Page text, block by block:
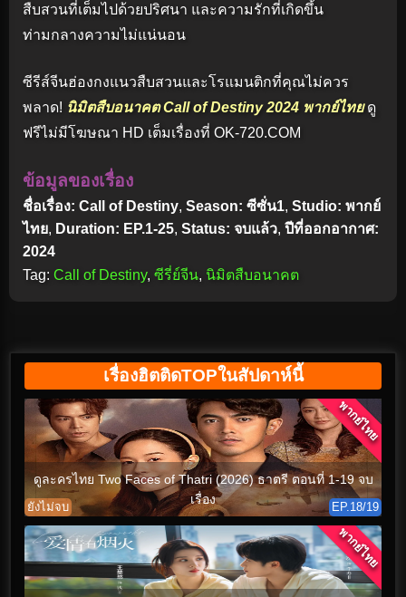
สืบสวนที่เต็มไปด้วยปริศนา และความรักที่เกิดขึ้น
ท่ามกลางความไม่แน่นอน
ซีรีส์จีนฮ่องกงแนวสืบสวนและโรแมนติกที่คุณไม่ควร
พลาด! นิมิตสืบอนาคต Call of Destiny 2024 พากย์ไทยดู
ฟรีไม่มีโฆษณา HD เต็มเรื่องที่ OK-720.COM
ข้อมูลของเรื่อง
ชื่อเรื่อง: Call of Destiny, Season: ซีซั่น1, Studio: พากย์
ไทย, Duration: EP.1-25, Status: จบแล้ว, ปีที่ออกอากาศ:
2024
Tag: Call of Destiny, ซีรี่ย์จีน, นิมิตสืบอนาคต
เรื่องฮิตติดTOPในสัปดาห์นี้
ดูละครไทย Two Faces of Thatri (2026) ธาตรี ตอนที่ 1-19 จบ
เรื่อง
ยังไม่จบ EP.18/19
พากย์ไทย
พากย์ไทย